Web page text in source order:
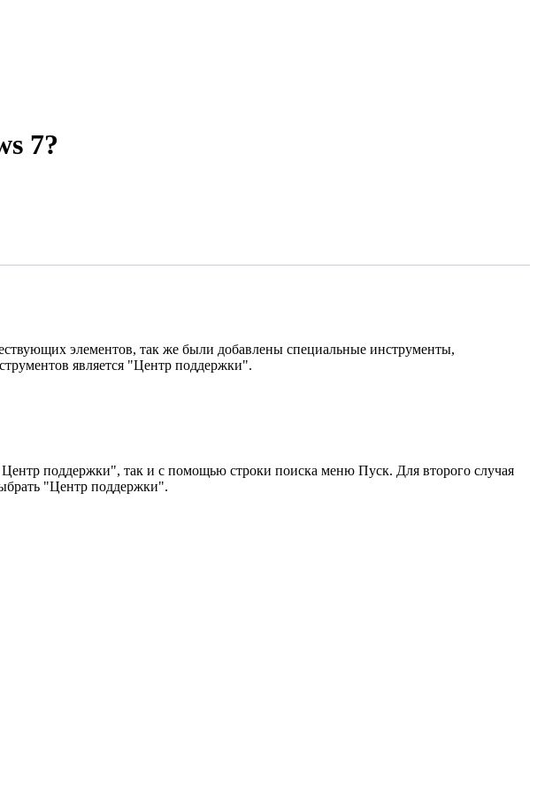
7?
элементов, так же были добавлены специальные инструменты,
является "Центр поддержки".
поддержки", так и с помощью строки поиска меню Пуск. Для второго случая
"Центр поддержки".